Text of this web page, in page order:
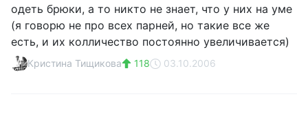
одеть брюки, а то никто не знает, что у них на уме
(я говорю не про всех парней, но такие все же
есть, и их колличество постоянно увеличивается)
Кристина Тищикова 118 03.10.2006